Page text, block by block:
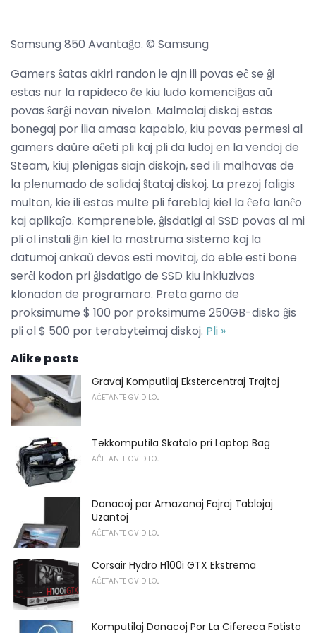
Samsung 850 Avantaĝo. © Samsung
Gamers ŝatas akiri randon ie ajn ili povas eĉ se ĝi
estas nur la rapideco ĉe kiu ludo komenciĝas aŭ
povas ŝarĝi novan nivelon. Malmolaj diskoj estas
bonegaj por ilia amasa kapablo, kiu povas permesi al
gamers daŭre aĉeti pli kaj pli da ludoj en la vendoj de
Steam, kiuj plenigas siajn diskojn, sed ili malhavas de
la plenumado de solidaj ŝtataj diskoj. La prezoj faligis
multon, kie ili estas multe pli fareblaj kiel la ĉefa lanĉo
kaj aplikaĵo. Kompreneble, ĝisdatigi al SSD povas al mi
pli ol instali ĝin kiel la mastruma sistemo kaj la
datumoj ankaŭ devos esti movitaj, do eble esti bone
serĉi kodon pri ĝisdatigo de SSD kiu inkluzivas
klonadon de programaro. Preta gamo de
proksimume $ 100 por proksimume 250GB-disko ĝis
pli ol $ 500 por terabyteimaj diskoj. Pli »
Alike posts
Gravaj Komputilaj Ekstercentraj Trajtoj
AĈETANTE GVIDILOJ
Tekkomputila Skatolo pri Laptop Bag
AĈETANTE GVIDILOJ
Donacoj por Amazonaj Fajraj Tablojaj
Uzantoj
AĈETANTE GVIDILOJ
Corsair Hydro H100i GTX Ekstrema
AĈETANTE GVIDILOJ
Komputilaj Donacoj Por La Cifereca Fotisto